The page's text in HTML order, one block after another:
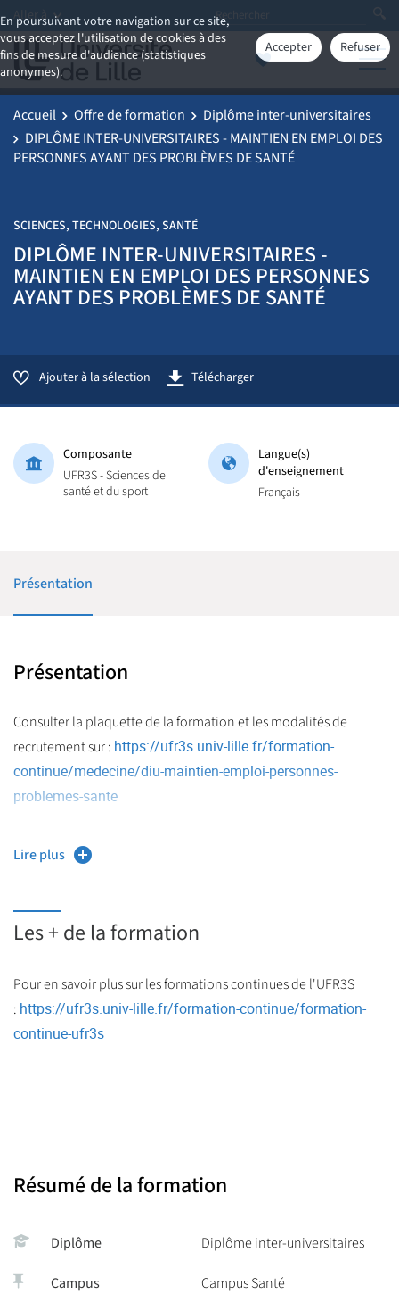
En poursuivant votre navigation sur ce site,
vous acceptez l'utilisation de cookies à des
fins de mesure d'audience (statistiques
anonymes).
Accepter Refuser
Aller à
Accueil Offre de formation
Diplôme inter-universitaires
DIPLÔME INTER-UNIVERSITAIRES - MAINTIEN EN EMPLOI DES
PERSONNES AYANT DES PROBLÈMES DE SANTÉ
SCIENCES, TECHNOLOGIES, SANTÉ
DIPLÔME INTER-UNIVERSITAIRES -
MAINTIEN EN EMPLOI DES PERSONNES
AYANT DES PROBLÈMES DE SANTÉ
Ajouter à la sélection Télécharger
Composante
UFR3S - Sciences de
santé et du sport
Langue(s)
d'enseignement
Français
Présentation
Présentation
Consulter la plaquette de la formation et les modalités de
recrutement sur : https://ufr3s.univ-lille.fr/formation-
continue/medecine/diu-maintien-emploi-personnes-
problemes-sante
Lire plus
Les + de la formation
Pour en savoir plus sur les formations continues de l'UFR3S
: https://ufr3s.univ-lille.fr/formation-continue/formation-
continue-ufr3s
Résumé de la formation
Diplôme Diplôme inter-universitaires
Campus Campus Santé